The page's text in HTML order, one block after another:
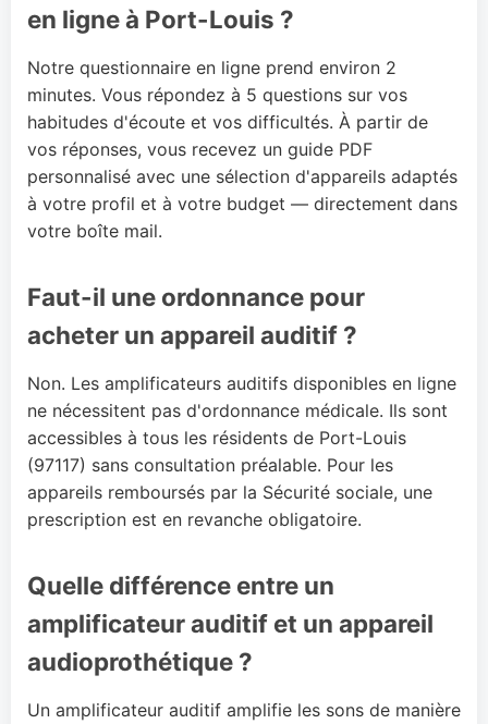
en ligne à Port-Louis ?
Notre questionnaire en ligne prend environ 2
minutes. Vous répondez à 5 questions sur vos
habitudes d'écoute et vos difficultés. À partir de
vos réponses, vous recevez un guide PDF
personnalisé avec une sélection d'appareils adaptés
à votre profil et à votre budget — directement dans
votre boîte mail.
Faut-il une ordonnance pour
acheter un appareil auditif ?
Non. Les amplificateurs auditifs disponibles en ligne
ne nécessitent pas d'ordonnance médicale. Ils sont
accessibles à tous les résidents de Port-Louis
(97117) sans consultation préalable. Pour les
appareils remboursés par la Sécurité sociale, une
prescription est en revanche obligatoire.
Quelle différence entre un
amplificateur auditif et un appareil
audioprothétique ?
Un amplificateur auditif amplifie les sons de manière